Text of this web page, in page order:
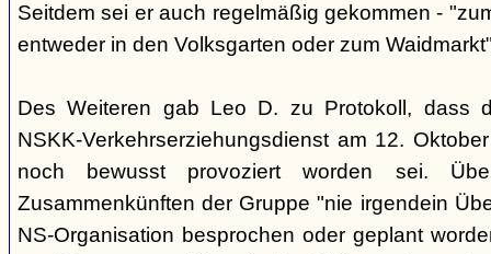
Seitdem sei er auch regelmäßig gekommen -
entweder in den Volksgarten oder zum
Des Weiteren gab Leo D. zu Protokoll, dass
NSKK-Verkehrserziehungsdienst am 12.
noch bewusst provoziert worden sei.
Zusammenkünften der Gruppe "nie irgendein
NS-Organisation besprochen oder geplant